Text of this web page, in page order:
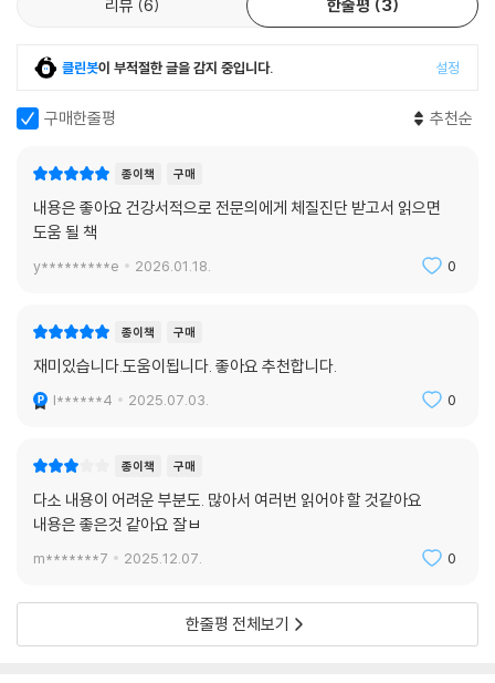
이 책은 수학의 언어로 짜여진 인체의 모습을 논리적으로 그린, 한 편의 대
서사시 같은 책이다. 저자 주원장은 한의학의 핵심 이론인 장부론(臟腑
論)으로부터 8체질 임상의 꽃이라 할 체질침법의 응용까지, 장부라는 일
각(一角)의 테제로부터 발원하여 일관되게, 줄기차게, 끈질기게, 집요하
이 책은 8체질의학의 교과서이다!!
스스로 건강을 관리하게 하여 질병을 미연에 봉쇄한다!!
궁극적으로 인간적인 의료를 지향한다!!
정연한 원리와 풍성한 정보에 흠뻑 젖을 수 있을 것이다. 책의 정보를 집약
한 목차만 봐도 지혜의 세례를 받은 듯 흡족할 것이다. 이 책은 한의사와 한
의과대 교수 및 학생, 그 밖의 의료계 전문가를 위한 8체질의학의 전문 지
평소 근본적인 건강을 원하는 보통 사람과 질병의 예방을 바라는 선남선녀
들, 그리고 알레르기 및 면역계 질환, 자가 면역질환, 대사성질환 등 체질
과 관련된 난치병의 치료를 간절히 원하는 환자들에게 없어서는 안 될 귀
열혈 독자들에게도 지적 호기심을 한껏 충족시켜 주는, 풍성한 깨달음의
리뷰 6 한줄평 3
클린봇이 부적절한 글을 감지 중입니다. 설정
구매한줄평 추천순
종이책 구매
내용은 좋아요 건강서적으로 전문의에게 체질진단 받고서 읽으면
도움 될 책
y*********e 2026.01.18. 0
종이책 구매
재미있습니다.도움이됩니다. 좋아요 추천합니다.
l******4 2025.07.03. 0
종이책 구매
다소 내용이 어려운 부분도. 많아서 여러번 읽어야 할 것같아요
내용은 좋은것 같아요 잘ㅂ
m*******7 2025.12.07. 0
한줄평 전체보기